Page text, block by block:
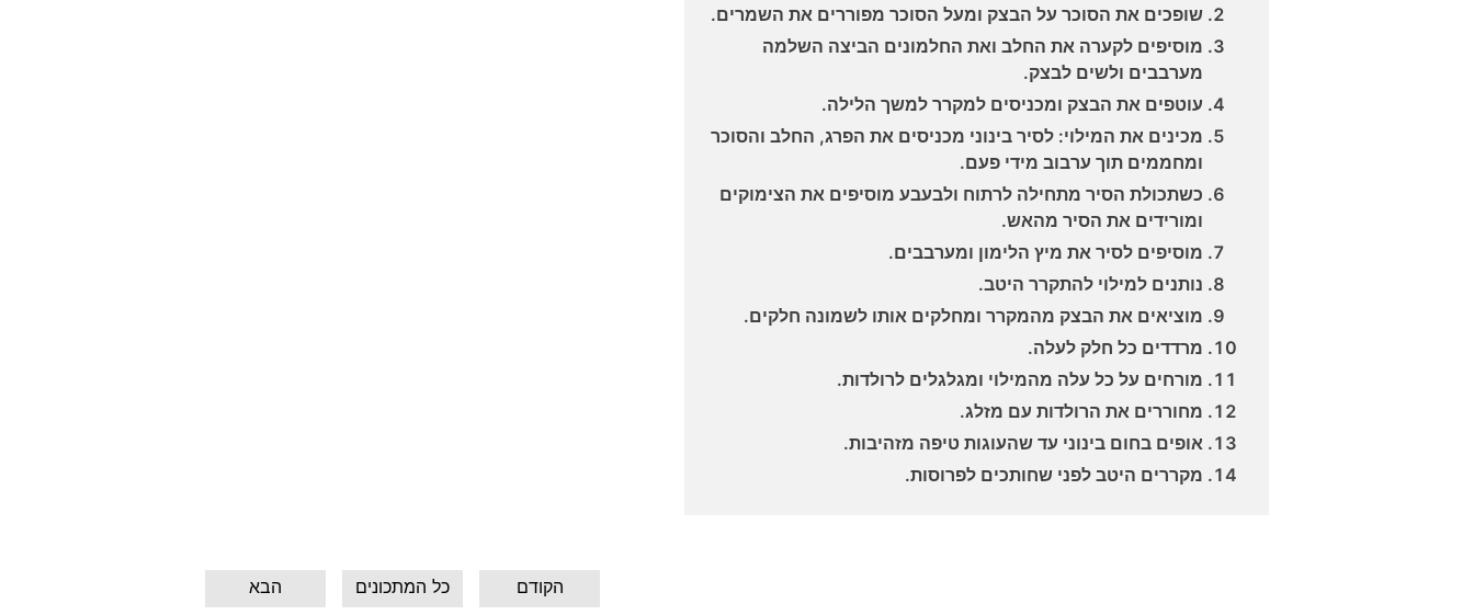
שופכים את הסוכר על הבצק ומעל הסוכר מפוררים את השמרים.
מוסיפים לקערה את החלב ואת החלמונים הביצה השלמה
מערבבים ולשים לבצק.
עוטפים את הבצק ומכניסים למקרר למשך הלילה.
מכינים את המילוי: לסיר בינוני מכניסים את הפרג, החלב והסוכר
ומחממים תוך ערבוב מידי פעם.
כשתכולת הסיר מתחילה לרתוח ולבעבע מוסיפים את הצימוקים
ומורידים את הסיר מהאש.
מוסיפים לסיר את מיץ הלימון ומערבבים.
נותנים למילוי להתקרר היטב.
מוציאים את הבצק מהמקרר ומחלקים אותו לשמונה חלקים.
מרדדים כל חלק לעלה.
מורחים על כל עלה מהמילוי ומגלגלים לרולדות.
מחוררים את הרולדות עם מזלג.
אופים בחום בינוני עד שהעוגות טיפה מזהיבות.
מקררים היטב לפני שחותכים לפרוסות.
הבא כל המתכונים הקודם